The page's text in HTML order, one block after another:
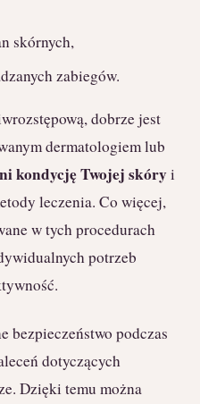
skórnych,
zabiegów.
dobrze jest
dermatologiem lub
kondycję Twojej skóryi
leczenia. Co więcej,
w tych procedurach
potrzeb
bezpieczeństwo podczas
dotyczących
Dzięki temu można